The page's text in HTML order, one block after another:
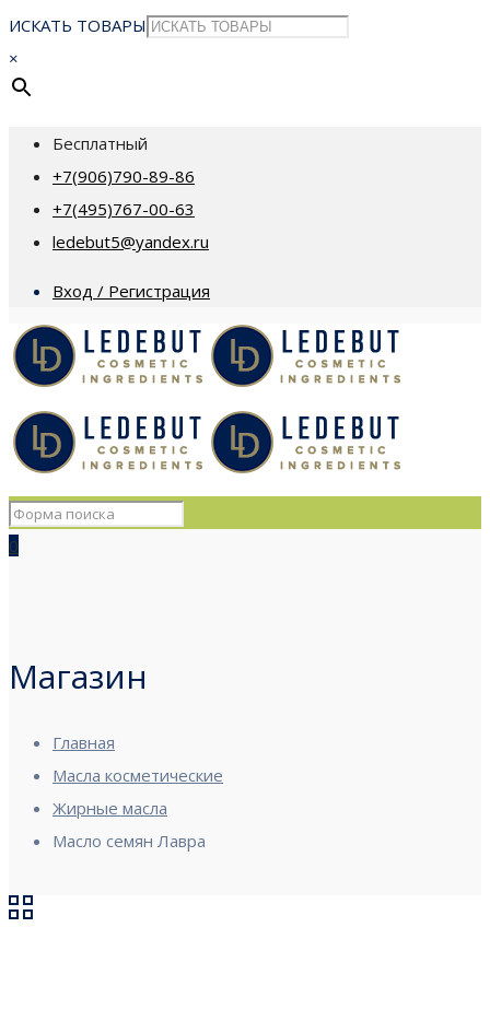
ИСКАТЬ ТОВАРЫ
×
Бесплатный
+7(906)790-89-86
+7(495)767-00-63
ledebut5@yandex.ru
Вход / Регистрация
0
Магазин
Главная
Масла косметические
Жирные масла
Масло семян Лавра